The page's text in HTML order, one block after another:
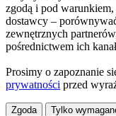
zgodą i pod warunkiem,
dostawcy –
zewnętrznych
pośrednictwem ich
Prosimy o zapoznanie
prywatności przed
Zgoda Tylko